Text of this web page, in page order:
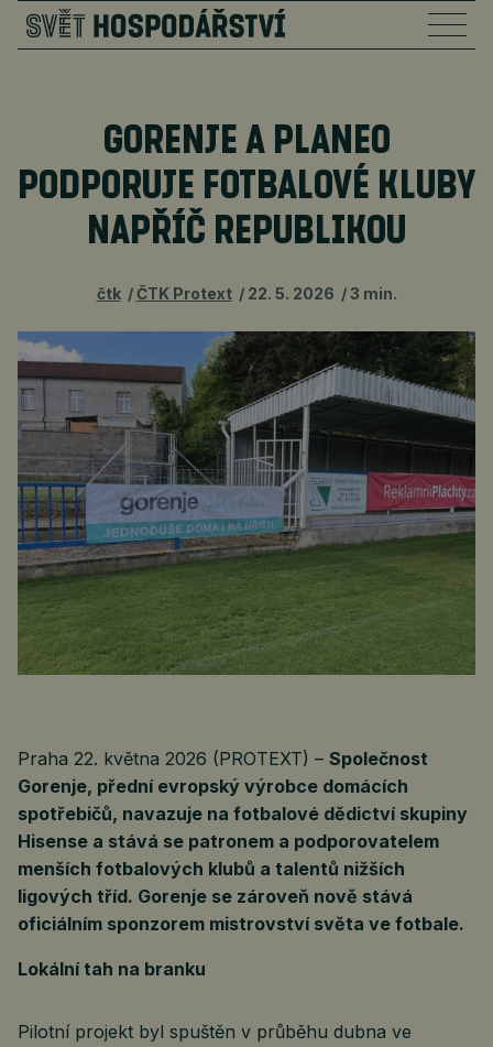
GORENJE A PLANEO
PODPORUJE FOTBALOVÉ KLUBY
NAPŘÍČ REPUBLIKOU
čtk ČTK Protext 22. 5. 2026 3 min.
Praha 22. května 2026 (PROTEXT) – Společnost
Gorenje, přední evropský výrobce domácích
spotřebičů, navazuje na fotbalové dědictví skupiny
Hisense a stává se patronem a podporovatelem
menších fotbalových klubů a talentů nižších
ligových tříd. Gorenje se zároveň nově stává
oficiálním sponzorem mistrovství světa ve fotbale.
Lokální tah na branku
Pilotní projekt byl spuštěn v průběhu dubna ve